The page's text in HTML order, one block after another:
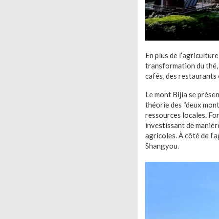
En plus de
transformation du thé,
cafés, des restaurants
Le mont Bijia se
théorie des “deux
ressources locales.
investissant de
agricoles. À côté de
Shangyou.